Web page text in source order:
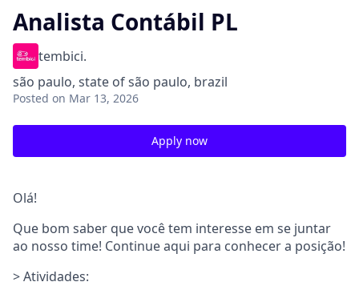
Analista Contábil PL
tembici.
são paulo, state of são paulo, brazil
Posted on Mar 13, 2026
Apply now
Olá!
Que bom saber que você tem interesse em se juntar
ao nosso time! Continue aqui para conhecer a posição!
> Atividades: